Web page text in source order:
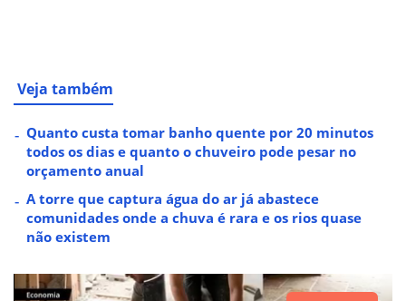
Veja também
Quanto custa tomar banho quente por 20 minutos
todos os dias e quanto o chuveiro pode pesar no
orçamento anual
A torre que captura água do ar já abastece
comunidades onde a chuva é rara e os rios quase
não existem